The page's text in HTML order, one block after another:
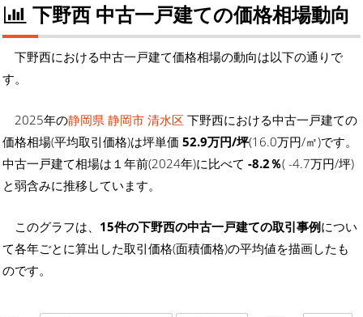
下野西 中古一戸建ての価格相場動向
下野西における中古一戸建て価格相場の動向は以下の通りで
す。
2025年の静岡県 静岡市 清水区 下野西における中古一戸建ての
価格相場(平均取引価格)は坪単価 52.9万円/坪(16.0万円/㎡)です。
中古一戸建て相場は１年前(2024年)に比べて -8.2％( -4.7万円/坪)
と弱含みに推移しています。
このグラフは、 15件の下野西の中古一戸建ての取引事例につい
て各年ごとに算出した取引価格(面積価格)の平均値を描画したも
のです。